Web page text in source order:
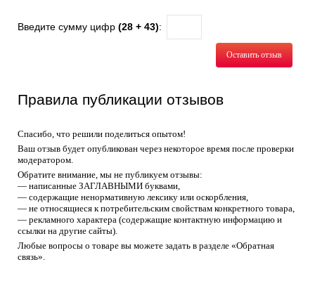
Введите сумму цифр (28 + 43):
Оставить отзыв
Правила публикации отзывов
Спасибо, что решили поделиться опытом!
Ваш отзыв будет опубликован через некоторое время после проверки
модератором.
Обратите внимание, мы не публикуем отзывы:
— написанные ЗАГЛАВНЫМИ буквами,
— содержащие ненормативную лексику или оскорбления,
— не относящиеся к потребительским свойствам конкретного товара,
— рекламного характера (содержащие контактную информацию и
ссылки на другие сайты).
Любые вопросы о товаре вы можете задать в разделе «Обратная
связь».